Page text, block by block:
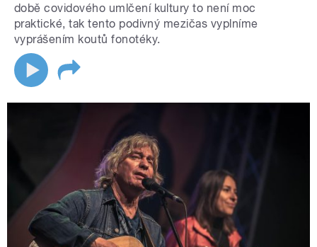
době covidového umlčení kultury to není moc
praktické, tak tento podivný mezičas vyplníme
vyprášením koutů fonotéky.